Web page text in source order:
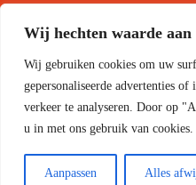
Wij hechten waarde
Wij gebruiken cookies om uw
gepersonaliseerde advertenties of
verkeer te analyseren. Door op
u in met ons gebruik van cookies.
Aanpassen Alles